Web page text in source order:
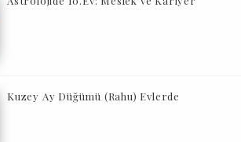
Kuzey Ay Düğümü (Rahu) Evlerde